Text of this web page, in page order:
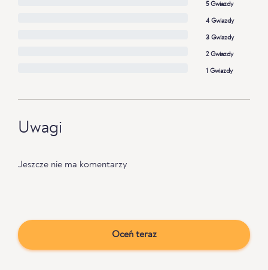
5 Gwiazdy
4 Gwiazdy
3 Gwiazdy
2 Gwiazdy
1 Gwiazdy
Uwagi
Jeszcze nie ma komentarzy
Oceń teraz